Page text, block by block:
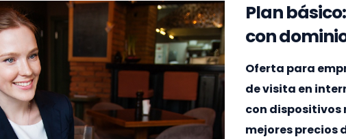
Plan
con
Oferta para
de visita en
con dispositivos
mejores precios